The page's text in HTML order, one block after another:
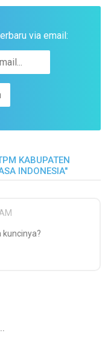
via email:
KABUPATEN
INDONESIA"
kuncinya?